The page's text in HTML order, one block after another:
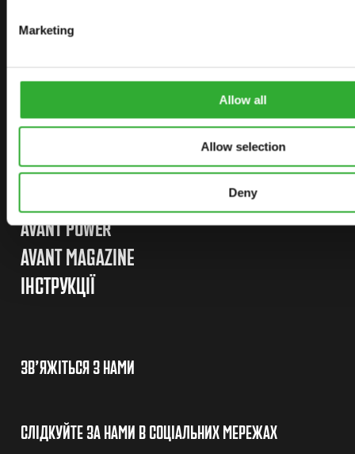
Marketing
Allow all
Allow selection
Deny
НАВАНТАЖУВАЧІ
ЗАСТОСУВАННЯ
LINKS
AVANT POWER
AVANT MAGAZINE
ІНСТРУКЦІЇ
ЗВ’ЯЖІТЬСЯ З НАМИ
СЛІДКУЙТЕ ЗА НАМИ В СОЦІАЛЬНИХ МЕРЕЖАХ